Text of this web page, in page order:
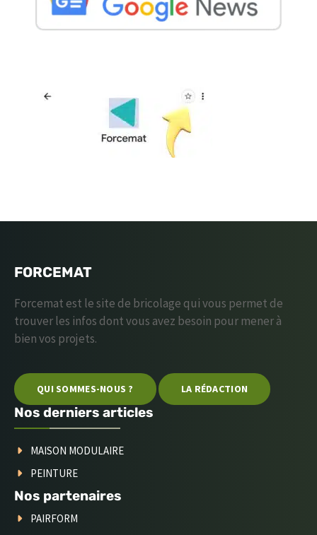
FORCEMAT
Forcemat est le site de bricolage qui vous permet de
trouver les infos dont vous avez besoin pour mener à
bien vos projets.
QUI SOMMES-NOUS ? LA RÉDACTION
Nos derniers articles
MAISON MODULAIRE
PEINTURE
Nos partenaires
PAIRFORM